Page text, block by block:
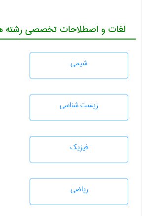
لغات و اصطلاحات تخصصی رشته
شيمی
زيست شناسی
فیزیک
رياضی